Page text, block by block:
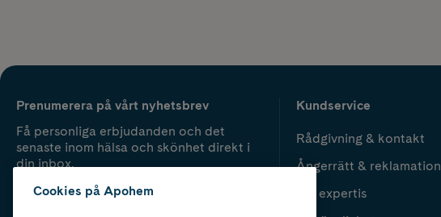
Prenumerera på vårt nyhetsbrev
Få personliga erbjudanden och det
senaste inom hälsa och skönhet direkt i
din inbox.
Kundservice
Rådgivning & kontakt
Ångerrätt & reklamation
Vår expertis
Cookies på Apohem